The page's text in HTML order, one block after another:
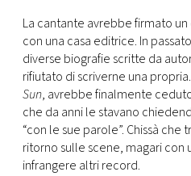
La cantante avrebbe firmato
con una casa editrice. In
diverse biografie scritte da
rifiutato di scriverne una
Sun, avrebbe finalmente
che da anni le stavano
“con le sue parole”. Chissà che
ritorno sulle scene, magari con
infrangere altri record.